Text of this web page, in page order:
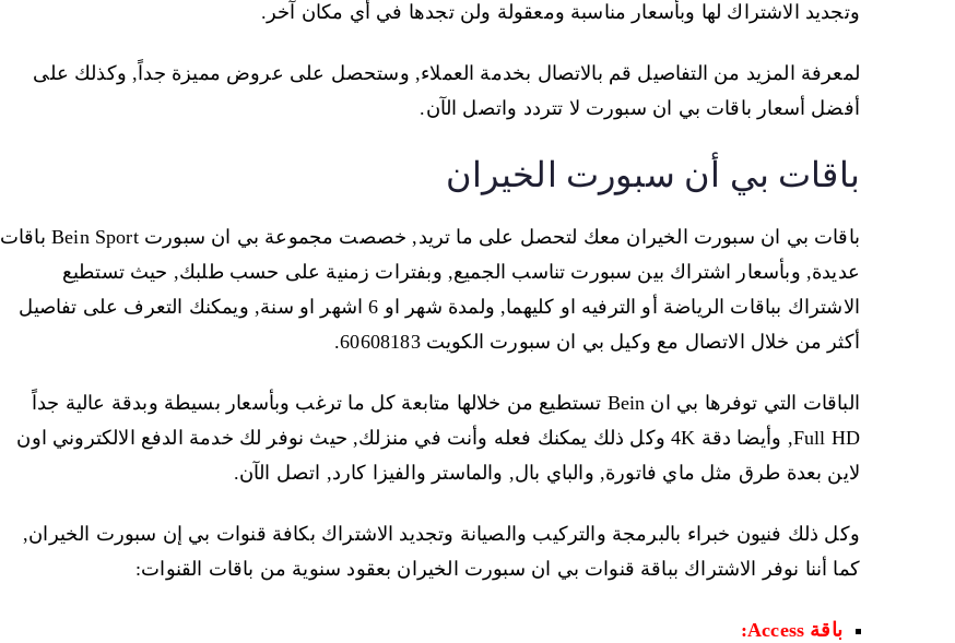
وتجديد الاشتراك لها وبأسعار مناسبة ومعقولة ولن تجدها في أي مكان آخر.
لمعرفة المزيد من التفاصيل قم بالاتصال بخدمة العملاء, وستحصل على عروض مميزة جداً, وكذلك على
أفضل أسعار باقات بي ان سبورت لا تتردد واتصل الآن.
باقات بي أن سبورت الخيران
باقات بي ان سبورت الخيران معك لتحصل على ما تريد, خصصت مجموعة بي ان سبورت Bein Sport باقات
عديدة, وبأسعار اشتراك بين سبورت تناسب الجميع, وبفترات زمنية على حسب طلبك, حيث تستطيع
الاشتراك بباقات الرياضة أو الترفيه او كليهما, ولمدة شهر او 6 اشهر او سنة, ويمكنك التعرف على تفاصيل
أكثر من خلال الاتصال مع وكيل بي ان سبورت الكويت 60608183.
الباقات التي توفرها بي ان Bein تستطيع من خلالها متابعة كل ما ترغب وبأسعار بسيطة وبدقة عالية جداً
Full HD, وأيضا دقة 4K وكل ذلك يمكنك فعله وأنت في منزلك, حيث نوفر لك خدمة الدفع الالكتروني اون
لاين بعدة طرق مثل ماي فاتورة, والباي بال, والماستر والفيزا كارد, اتصل الآن.
وكل ذلك فنيون خبراء بالبرمجة والتركيب والصيانة وتجديد الاشتراك بكافة قنوات بي إن سبورت الخيران,
كما أننا نوفر الاشتراك بباقة قنوات بي ان سبورت الخيران بعقود سنوية من باقات القنوات:
باقة Access: